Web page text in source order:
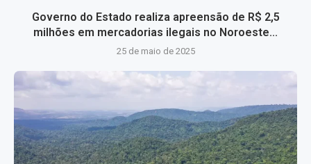
Governo do Estado realiza apreensão de R$ 2,5
milhões em mercadorias ilegais no Noroeste...
25 de maio de 2025